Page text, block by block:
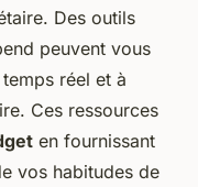
Des outils
peuvent vous
réel et à
Ces ressources
en fournissant
vos habitudes de